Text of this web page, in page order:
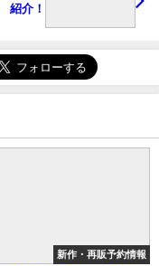
紹介！
新作・再販予約情報